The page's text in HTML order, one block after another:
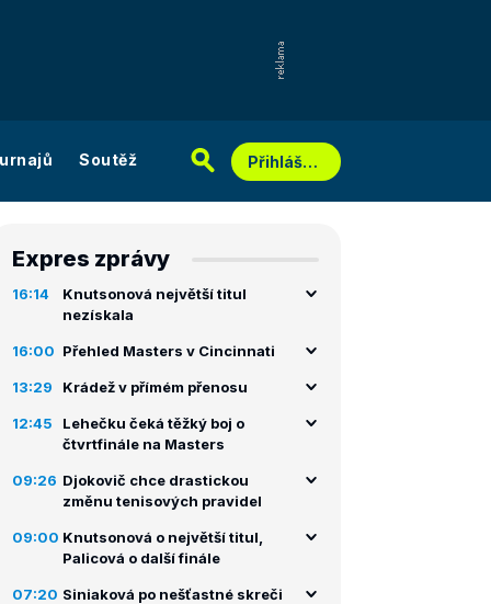
Soutěž Přihlášení
Expres zprávy
16:14
Knutsonová největší titul
nezískala
16:00 Přehled Masters v Cincinnati
13:29 Krádež v přímém přenosu
12:45
Lehečku čeká těžký boj o
čtvrtfinále na Masters
09:26 Djokovič chce drastickou
změnu tenisových pravidel
09:00 Knutsonová o největší titul,
Palicová o další finále
07:20 Siniaková po nešťastné skreči